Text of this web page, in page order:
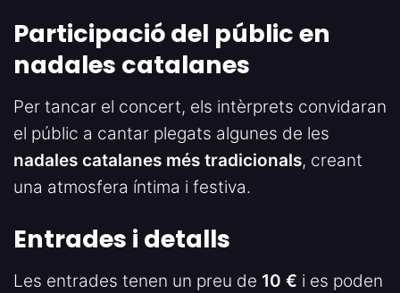
Participació del públic en
nadales catalanes
Per tancar el concert, els intèrprets convidaran
el públic a cantar plegats algunes de les
nadales catalanes més tradicionals, creant
una atmosfera íntima i festiva.
Entrades i detalls
Les entrades tenen un preu de 10 € i es poden